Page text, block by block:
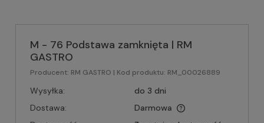
M - 76 Podstawa zamknięta | RM
GASTRO
Producent: RM GASTRO | Kod produktu: RM_00026889
Wysyłka:
do 3 dni
Dostawa:
Darmowa